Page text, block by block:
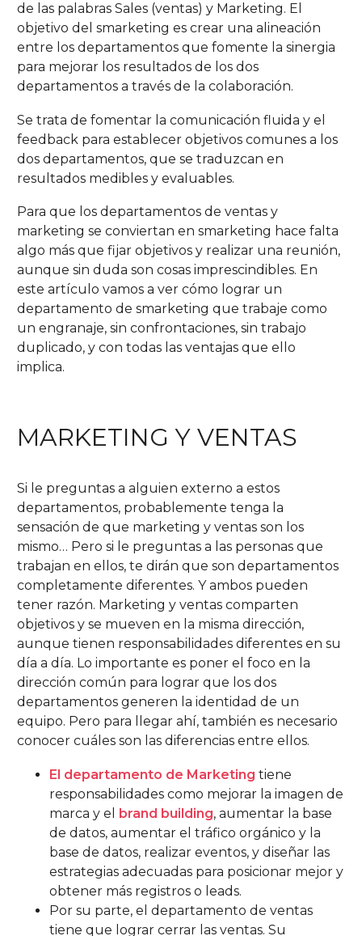
de las palabras Sales (ventas) y Marketing. El
objetivo del smarketing es crear una alineación
entre los departamentos que fomente la sinergia
para mejorar los resultados de los dos
departamentos a través de la colaboración.
Se trata de fomentar la comunicación fluida y el
feedback para establecer objetivos comunes a los
dos departamentos, que se traduzcan en
resultados medibles y evaluables.
Para que los departamentos de ventas y
marketing se conviertan en smarketing hace falta
algo más que fijar objetivos y realizar una reunión,
aunque sin duda son cosas imprescindibles. En
este artículo vamos a ver cómo lograr un
departamento de smarketing que trabaje como
un engranaje, sin confrontaciones, sin trabajo
duplicado, y con todas las ventajas que ello
implica.
MARKETING Y VENTAS
Si le preguntas a alguien externo a estos
departamentos, probablemente tenga la
sensación de que marketing y ventas son los
mismo… Pero si le preguntas a las personas que
trabajan en ellos, te dirán que son departamentos
completamente diferentes. Y ambos pueden
tener razón. Marketing y ventas comparten
objetivos y se mueven en la misma dirección,
aunque tienen responsabilidades diferentes en su
día a día. Lo importante es poner el foco en la
dirección común para lograr que los dos
departamentos generen la identidad de un
equipo. Pero para llegar ahí, también es necesario
conocer cuáles son las diferencias entre ellos.
El departamento de Marketing tiene
responsabilidades como mejorar la imagen de
marca y el brand building, aumentar la base
de datos, aumentar el tráfico orgánico y la
base de datos, realizar eventos, y diseñar las
estrategias adecuadas para posicionar mejor y
obtener más registros o leads.
Por su parte, el departamento de ventas
tiene que lograr cerrar las ventas. Su